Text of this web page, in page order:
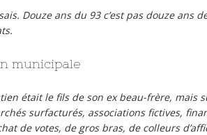
Douze ans du 93 c’est pas douze ans
municipale
était le fils de son ex beau-frère, mais
surfacturés, associations fictives,
de votes, de gros bras, de colleurs